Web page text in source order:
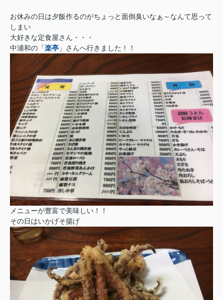
お休みの日は夕飯作るのがちょっと面倒臭いなぁ～なんて思って
しまい
大好きな定食屋さん・・・
中浦和の「楽亭 」さんへ行きました！！
メニューが豊富で美味しい！！
その日はいかげそ揚げ